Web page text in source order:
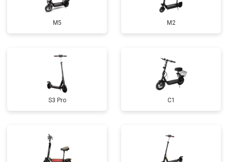
M5 M2
S3 Pro C1